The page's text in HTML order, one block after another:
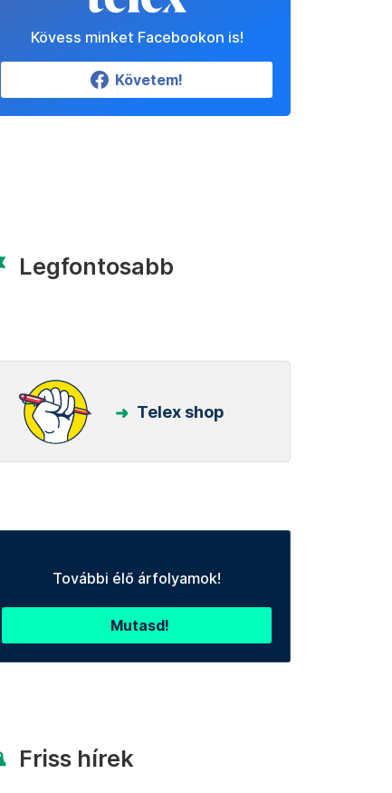
Kövess minket Facebookon is!
Követem!
Legfontosabb
Telex shop
További élő árfolyamok!
Mutasd!
Friss hírek